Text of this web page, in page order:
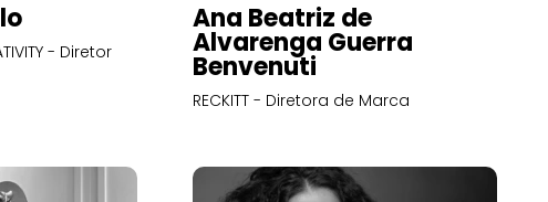
- Diretor
Ana Beatriz de
Alvarenga Guerra
Benvenuti
RECKITT - Diretora de Marca